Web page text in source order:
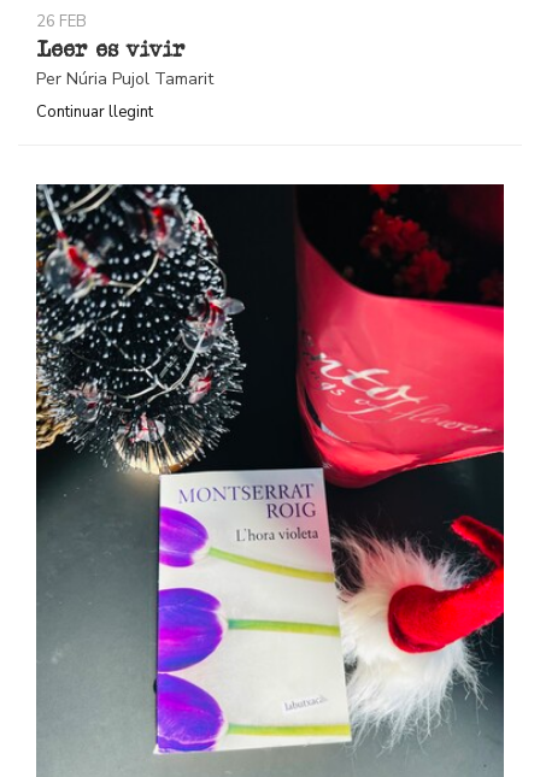
26 FEB
Leer es vivir
Per Núria Pujol Tamarit
Continuar llegint